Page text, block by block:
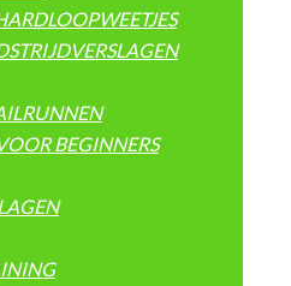
BEGINNERS